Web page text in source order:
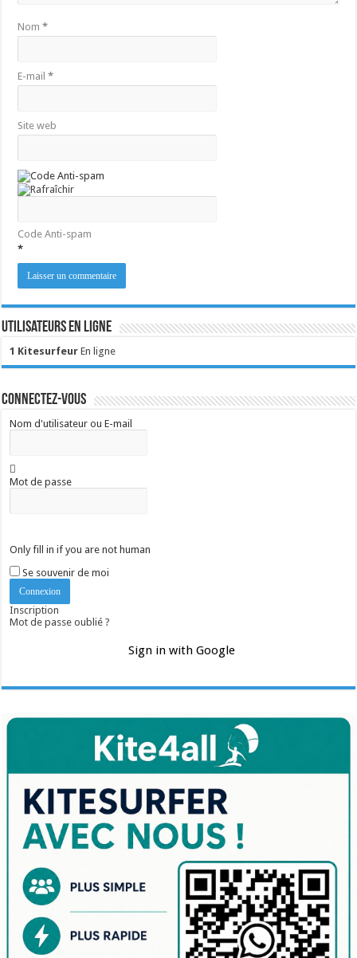
Nom*
E-mail*
Site web
Code Anti-spam
*
Utilisateurs en ligne
1 Kitesurfeur En ligne
Connectez-vous
Nom d'utilisateur ou E-mail
Mot de passe
Only fill in if you are not human
Se souvenir de moi
Inscription
Mot de passe oublié ?
Sign in with Google